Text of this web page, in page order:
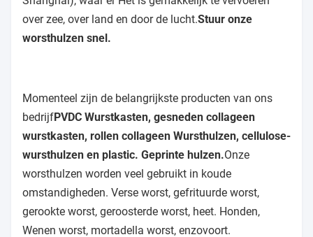
Kingred Material Technology Co., Ltd. is eeneen
toonaangevende sausjeshulzen fabrikant &
exporteur
in China, geïntegreerd onderzoek en ontwikkeling van
worstkasten, vervaardiging van worstkasten en
worstkasten